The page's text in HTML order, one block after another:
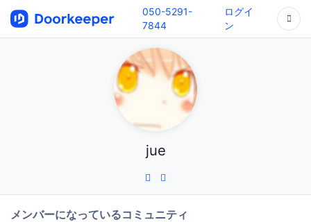
050-5291-
7844
ログイ
ン
jue
メンバーになっているコミュニティ